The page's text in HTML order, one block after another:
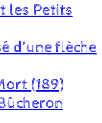
les Petits
d’une flèche
(189)